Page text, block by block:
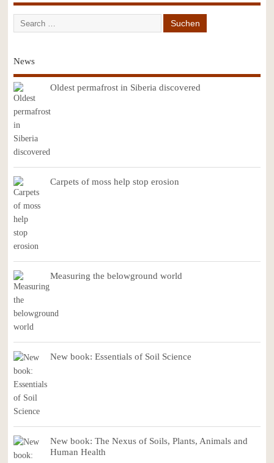
News
Oldest permafrost in Siberia discovered
Carpets of moss help stop erosion
Measuring the belowground world
New book: Essentials of Soil Science
New book: The Nexus of Soils, Plants, Animals and
Human Health